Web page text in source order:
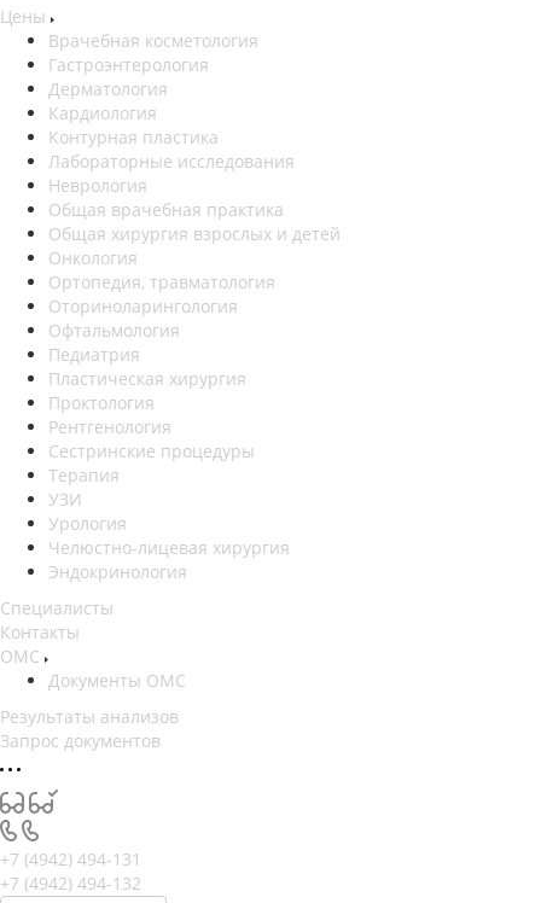
Цены
Врачебная косметология
Гастроэнтерология
Дерматология
Кардиология
Контурная пластика
Лабораторные исследования
Неврология
Общая врачебная практика
Общая хирургия взрослых и детей
Онкология
Ортопедия, травматология
Оториноларингология
Офтальмология
Педиатрия
Пластическая хирургия
Проктология
Рентгенология
Сестринские процедуры
Терапия
УЗИ
Урология
Челюстно-лицевая хирургия
Эндокринология
Специалисты
Контакты
ОМС
Документы ОМС
Результаты анализов
Запрос документов
+7 (4942) 494-131
+7 (4942) 494-132